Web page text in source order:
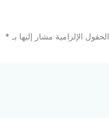
الحقول الإلزامية مشار إليها بـ *